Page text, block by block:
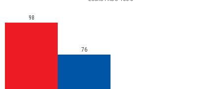
98
76